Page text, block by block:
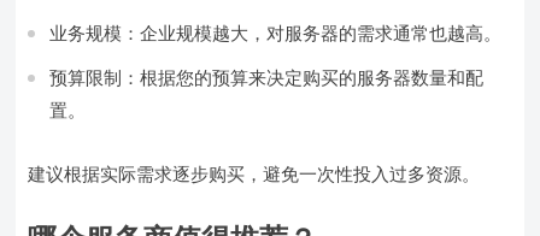
业务规模：企业规模越大，对服务器的需求通常也越高。
预算限制：根据您的预算来决定购买的服务器数量和配
置。
建议根据实际需求逐步购买，避免一次性投入过多资源。